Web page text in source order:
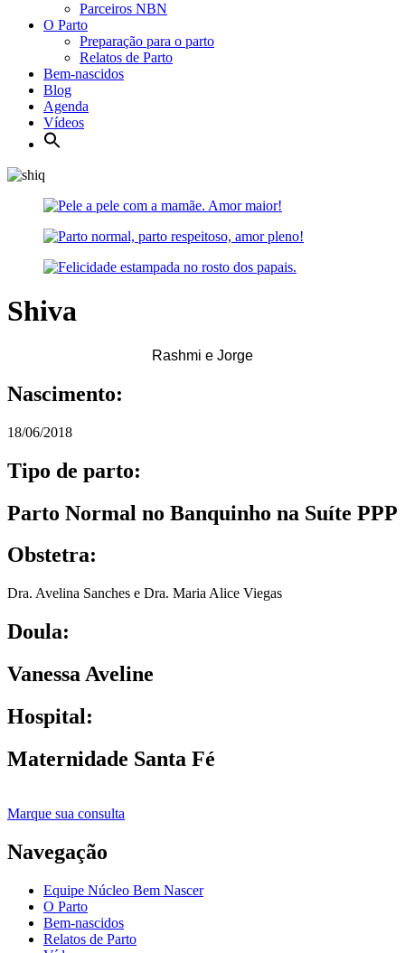
Parceiros NBN
O Parto
Preparação para o parto
Relatos de Parto
Bem-nascidos
Blog
Agenda
Vídeos
Shiva
Rashmi e Jorge
Nascimento:
18/06/2018
Tipo de parto:
Parto Normal no Banquinho na Suíte PPP
Obstetra:
Dra. Avelina Sanches e Dra. Maria Alice Viegas
Doula:
Vanessa Aveline
Hospital:
Maternidade Santa Fé
Marque sua consulta
Navegação
Equipe Núcleo Bem Nascer
O Parto
Bem-nascidos
Relatos de Parto